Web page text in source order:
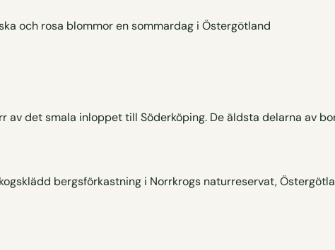
det smala inloppet till Söderköping. De äldsta delarna av